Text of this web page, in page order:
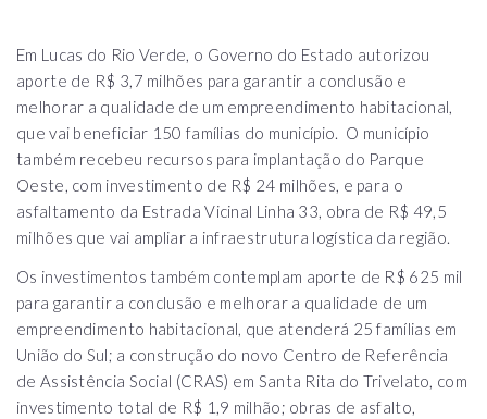
Em Lucas do Rio Verde, o Governo do Estado autorizou
aporte de R$ 3,7 milhões para garantir a conclusão e
melhorar a qualidade de um empreendimento habitacional,
que vai beneficiar 150 famílias do município. O município
também recebeu recursos para implantação do Parque
Oeste, com investimento de R$ 24 milhões, e para o
asfaltamento da Estrada Vicinal Linha 33, obra de R$ 49,5
milhões que vai ampliar a infraestrutura logística da região.
Os investimentos também contemplam aporte de R$ 625 mil
para garantir a conclusão e melhorar a qualidade de um
empreendimento habitacional, que atenderá 25 famílias em
União do Sul; a construção do novo Centro de Referência
de Assistência Social (CRAS) em Santa Rita do Trivelato, com
investimento total de R$ 1,9 milhão; obras de asfalto,